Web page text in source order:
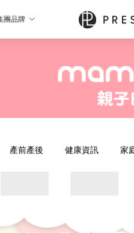
團品牌
產前產後 健康資訊 家